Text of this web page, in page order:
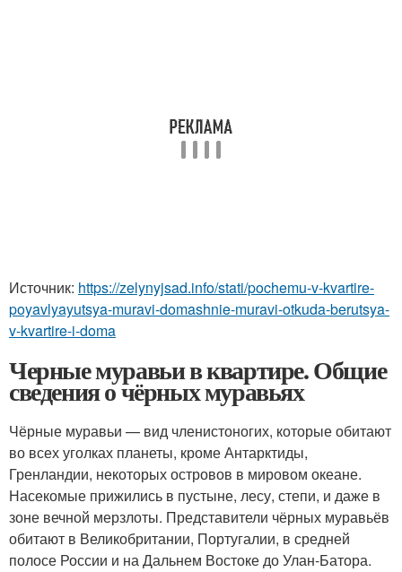
Источник: https://zelynyjsad.info/stati/pochemu-v-kvartire-
poyavlyayutsya-muravi-domashnie-muravi-otkuda-berutsya-
v-kvartire-i-doma
Черные муравьи в квартире. Общие
сведения о чёрных муравьях
Чёрные муравьи — вид членистоногих, которые обитают
во всех уголках планеты, кроме Антарктиды,
Гренландии, некоторых островов в мировом океане.
Насекомые прижились в пустыне, лесу, степи, и даже в
зоне вечной мерзлоты. Представители чёрных муравьёв
обитают в Великобритании, Португалии, в средней
полосе России и на Дальнем Востоке до Улан-Батора.